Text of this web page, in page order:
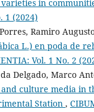
in
1 (2024)
Ramiro
L.) en poda de
Vol. 1 No. 2
Delgado, Marco
culture media in
Station ,